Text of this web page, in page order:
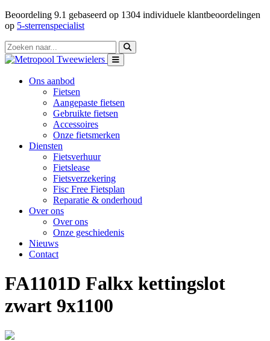
Beoordeling 9.1 gebaseerd op 1304 individuele klantbeoordelingen
op 5-sterrenspecialist
Ons aanbod
Fietsen
Aangepaste fietsen
Gebruikte fietsen
Accessoires
Onze fietsmerken
Diensten
Fietsverhuur
Fietslease
Fietsverzekering
Fisc Free Fietsplan
Reparatie & onderhoud
Over ons
Over ons
Onze geschiedenis
Nieuws
Contact
FA1101D Falkx kettingslot
zwart 9x1100